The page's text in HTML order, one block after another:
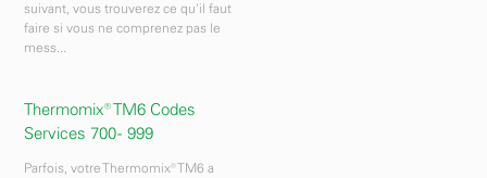
suivant, vous trouverez ce qu'il faut
faire si vous ne comprenez pas le
mess...
Thermomix® TM6 Codes
Services 700 - 999
Parfois, votre Thermomix® TM6 a